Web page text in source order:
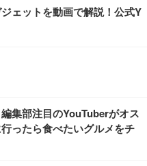
ェットを動画で解説！公式Y
集部注目のYouTuberがオス
ったら食べたいグルメをチ